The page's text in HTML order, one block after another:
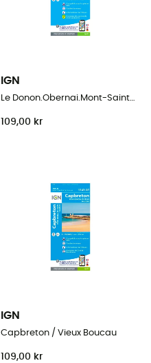
IGN
Le Donon.Obernai.Mont-Sainte-Odile.Vallée De La Bruche
109,00 kr
IGN
Capbreton / Vieux Boucau
109,00 kr